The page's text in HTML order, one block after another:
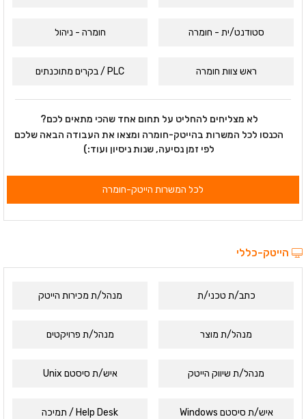
סטודנט/ית - חומרה חומרה - ניהול
ראש צוות חומרה PLC / בקרים מתוכנתים
לא מצליחים להחליט על תחום אחד שהכי מתאים לכם?
הכנסו לכל המשרות בהייטק-חומרה ומצאו את העבודה הבאה שלכם
לפי זמן נסיעה, שנות ניסיון ועוד:)
לכל המשרות הייטק-חומרה
הייטק-כללי
כתב/ת טכני/ת מנהל/ת מכירות הייטק
מנהל/ת מוצר מנהל/ת פרויקטים
מנהל/ת שיווק הייטק איש/ת סיסטם Unix
איש/ת סיסטם Windows Help Desk / תמיכה